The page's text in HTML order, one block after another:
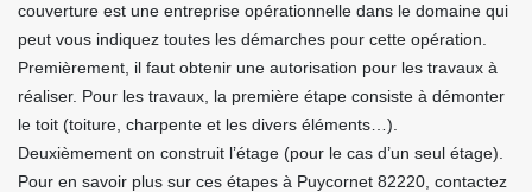
couverture est une entreprise opérationnelle dans le domaine qui
peut vous indiquez toutes les démarches pour cette opération.
Premièrement, il faut obtenir une autorisation pour les travaux à
réaliser. Pour les travaux, la première étape consiste à démonter
le toit (toiture, charpente et les divers éléments…).
Deuxièmement on construit l’étage (pour le cas d’un seul étage).
Pour en savoir plus sur ces étapes à Puycornet 82220, contactez